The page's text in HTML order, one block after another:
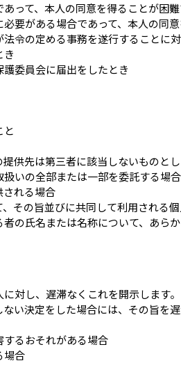
って、本人の同意を得ることが困
要がある場合であって、本人の同
令の定める事務を遂行することに
き
委員会に届出をしたとき
と
供先は第三者に該当しないものとし
いの全部または一部を委託する場合
される場合
その旨並びに共同して利用される
の氏名または名称について、あら
対し、遅滞なくこれを開示します
い決定をした場合には、その旨を
るおそれがある場合
場合